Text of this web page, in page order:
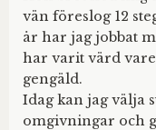
vän föreslog 12
år har jag jobbat
har varit värd
gengäld.
Idag kan jag välja
omgivningar och